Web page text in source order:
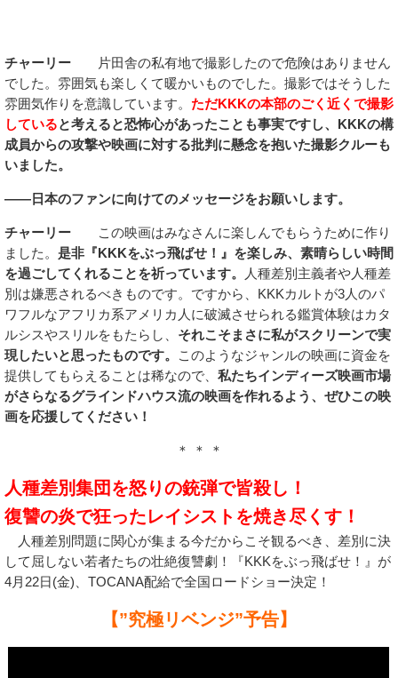
チャーリー 片田舎の私有地で撮影したので危険はありません
でした。雰囲気も楽しくて暖かいものでした。撮影ではそうした
雰囲気作りを意識しています。 ただKKKの本部のごく近くで撮影
していると考えると恐怖心があったことも事実ですし、KKKの構
成員からの攻撃や映画に対する批判に懸念を抱いた撮影クルーも
いました。
――日本のファンに向けてのメッセージをお願いします。
チャーリー この映画はみなさんに楽しんでもらうために作り
ました。 是非『KKKをぶっ飛ばせ！』を楽しみ、素晴らしい時間
を過ごしてくれることを祈っています。
人種差別主義者や人種差
別は嫌悪されるべきものです。ですから、KKKカルトが3人のパ
ワフルなアフリカ系アメリカ人に破滅させられる鑑賞体験はカタ
ルシスやスリルをもたらし、 それこそまさに私がスクリーンで実
現したいと思ったものです。
このようなジャンルの映画に資金を
提供してもらえることは稀なので、 私たちインディーズ映画市場
がさらなるグラインドハウス流の映画を作れるよう、ぜひこの映
画を応援してください！
＊ ＊ ＊
人種差別集団を怒りの銃弾で皆殺し！
復讐の炎で狂ったレイシストを焼き尽くす！
人種差別問題に関心が集まる今だからこそ観るべき、差別に決
して屈しない若者たちの壮絶復讐劇！『KKKをぶっ飛ばせ！』が
4月22日(金)、TOCANA配給で全国ロードショー決定！
【”究極リベンジ”予告】